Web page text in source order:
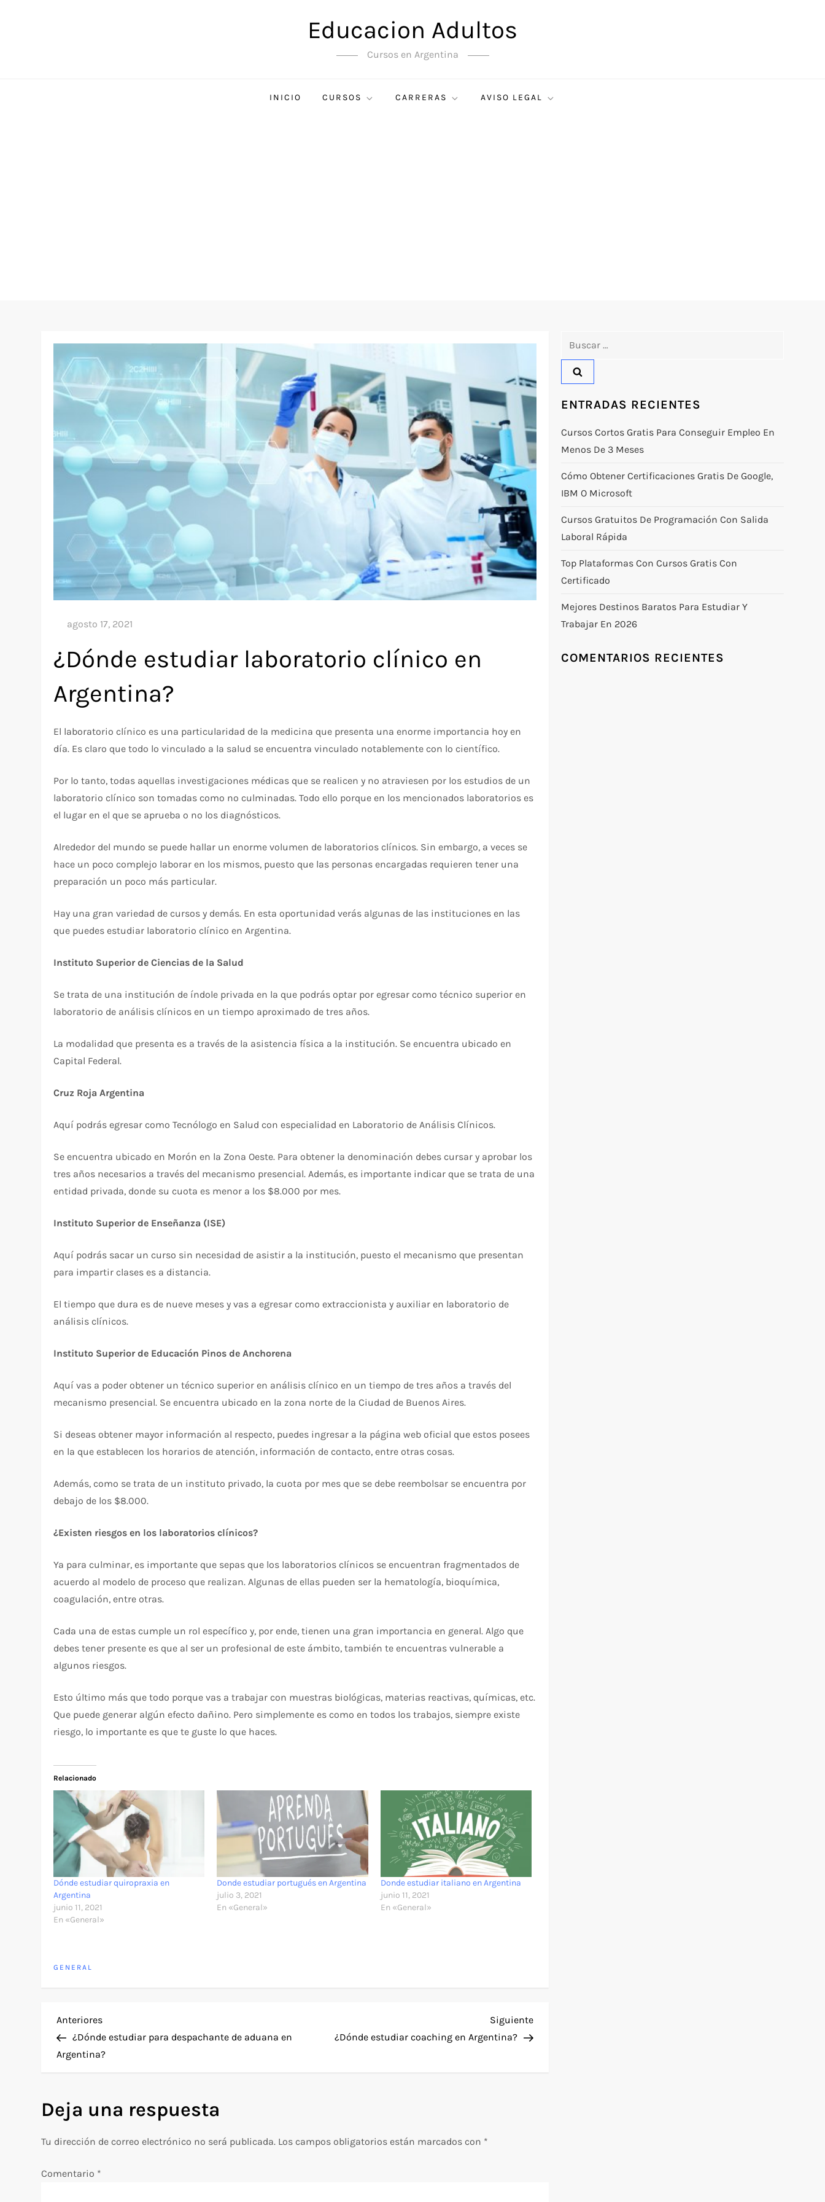
Educacion Adultos
Cursos en Argentina
INICIO CURSOS CARRERAS AVISO LEGAL
¿Dónde estudiar laboratorio clínico en
Argentina?
El laboratorio clínico es una particularidad de la medicina que presenta una enorme importancia hoy en
día. Es claro que todo lo vinculado a la salud se encuentra vinculado notablemente con lo científico.
Por lo tanto, todas aquellas investigaciones médicas que se realicen y no atraviesen por los estudios de un
laboratorio clínico son tomadas como no culminadas. Todo ello porque en los mencionados laboratorios es
el lugar en el que se aprueba o no los diagnósticos.
Alrededor del mundo se puede hallar un enorme volumen de laboratorios clínicos. Sin embargo, a veces se
hace un poco complejo laborar en los mismos, puesto que las personas encargadas requieren tener una
preparación un poco más particular.
Hay una gran variedad de cursos y demás. En esta oportunidad verás algunas de las instituciones en las
que puedes estudiar laboratorio clínico en Argentina.
Instituto Superior de Ciencias de la Salud
Se trata de una institución de índole privada en la que podrás optar por egresar como técnico superior en
laboratorio de análisis clínicos en un tiempo aproximado de tres años.
La modalidad que presenta es a través de la asistencia física a la institución. Se encuentra ubicado en
Capital Federal.
Cruz Roja Argentina
Aquí podrás egresar como Tecnólogo en Salud con especialidad en Laboratorio de Análisis Clínicos.
Se encuentra ubicado en Morón en la Zona Oeste. Para obtener la denominación debes cursar y aprobar los
tres años necesarios a través del mecanismo presencial. Además, es importante indicar que se trata de una
entidad privada, donde su cuota es menor a los $8.000 por mes.
Instituto Superior de Enseñanza (ISE)
Aquí podrás sacar un curso sin necesidad de asistir a la institución, puesto el mecanismo que presentan
para impartir clases es a distancia.
El tiempo que dura es de nueve meses y vas a egresar como extraccionista y auxiliar en laboratorio de
análisis clínicos.
Instituto Superior de Educación Pinos de Anchorena
Aquí vas a poder obtener un técnico superior en análisis clínico en un tiempo de tres años a través del
mecanismo presencial. Se encuentra ubicado en la zona norte de la Ciudad de Buenos Aires.
Si deseas obtener mayor información al respecto, puedes ingresar a la página web oficial que estos posees
en la que establecen los horarios de atención, información de contacto, entre otras cosas.
Además, como se trata de un instituto privado, la cuota por mes que se debe reembolsar se encuentra por
debajo de los $8.000.
¿Existen riesgos en los laboratorios clínicos?
Ya para culminar, es importante que sepas que los laboratorios clínicos se encuentran fragmentados de
acuerdo al modelo de proceso que realizan. Algunas de ellas pueden ser la hematología, bioquímica,
coagulación, entre otras.
Cada una de estas cumple un rol específico y, por ende, tienen una gran importancia en general. Algo que
debes tener presente es que al ser un profesional de este ámbito, también te encuentras vulnerable a
algunos riesgos.
Esto último más que todo porque vas a trabajar con muestras biológicas, materias reactivas, químicas, etc.
Que puede generar algún efecto dañino. Pero simplemente es como en todos los trabajos, siempre existe
riesgo, lo importante es que te guste lo que haces.
Relacionado
Dónde estudiar quiropraxia en
Argentina
junio 11, 2021
En «General»
Donde estudiar portugués en Argentina
julio 3, 2021
En «General»
Donde estudiar italiano en Argentina
junio 11, 2021
En «General»
GENERAL
N
a
e
g
a
Entrada
anterior
Anteriores
¿Dónde estudiar para despachante de aduana en
Argentina?
Siguiente
entrada
Siguiente
¿Dónde estudiar coaching en Argentina?
Deja una respuesta
Tu dirección de correo electrónico no será publicada. Los campos obligatorios están marcados con *
Comentario *
ENTRADAS RECIENTES
Cursos Cortos Gratis Para Conseguir Empleo En
Menos De 3 Meses
Cómo Obtener Certificaciones Gratis De Google,
IBM O Microsoft
Cursos Gratuitos De Programación Con Salida
Laboral Rápida
Top Plataformas Con Cursos Gratis Con
Certificado
Mejores Destinos Baratos Para Estudiar Y
Trabajar En 2026
COMENTARIOS RECIENTES